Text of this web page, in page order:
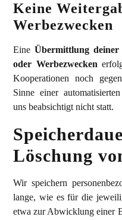
Keine
Werbezwecken
EineÜbermittlung
oder Werbezwecken
Kooperationen noch
Sinne einer
uns beabsichtigt nicht statt.
Löschung
Wir speichern
lange, wie es für die
etwa zur Abwicklung einer